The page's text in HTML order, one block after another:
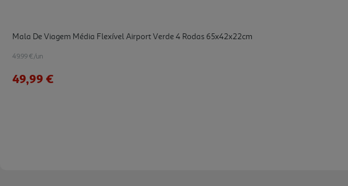
Mala De Viagem Média Flexível Airport Verde 4 Rodas 65x42x22cm
49.99 €/un
49,99 €